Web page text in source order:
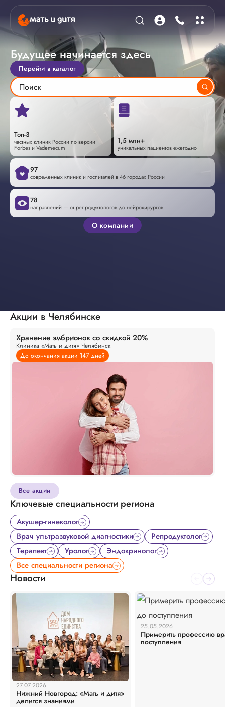
Перейти в каталог
Топ-3
частных клиник России по версии
Forbes и Vademecum
1,5 млн+
уникальных пациентов ежегодно
97
современных клиник и госпиталей в 46 городах России
78
направлений — от репродуктологов до нейрохирургов
О компании
Акции в Челябинске
Хранение эмбрионов со скидкой 20%
Клиника «Мать и дитя» Челябинск
До окончания акции 147 дней
Все акции
Ключевые специальности региона
Акушер-гинеколог
Врач ультразвуковой диагностики
Репродуктолог
Терапевт
Уролог
Эндокринолог
Все специальности региона
Новости
27.07.2026
Нижний Новгород: «Мать и дитя»
делится знаниями
25.05.2026
Примерить профессию
поступления